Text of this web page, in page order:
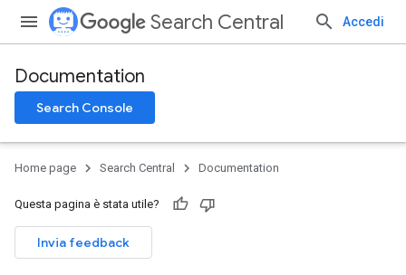
Search Central Accedi
Documentation
Search Console
Home page Search Central Documentation
Questa pagina è stata utile?
Invia feedback